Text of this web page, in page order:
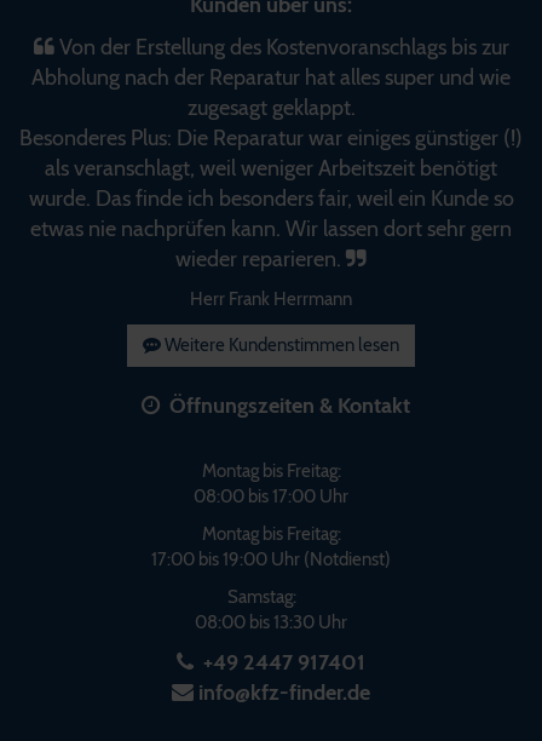
Von der Erstellung des Kostenvoranschlags bis zur
Abholung nach der Reparatur hat alles super und wie
zugesagt geklappt.
Besonderes Plus: Die Reparatur war einiges günstiger (!)
als veranschlagt, weil weniger Arbeitszeit benötigt
wurde. Das finde ich besonders fair, weil ein Kunde so
etwas nie nachprüfen kann. Wir lassen dort sehr gern
wieder reparieren.
Herr Frank Herrmann
Weitere Kundenstimmen lesen
Öffnungszeiten & Kontakt
Montag bis Freitag:
08:00 bis 17:00 Uhr
Montag bis Freitag:
17:00 bis 19:00 Uhr (Notdienst)
Samstag:
08:00 bis 13:30 Uhr
+49 2447 917401
info@kfz-finder.de